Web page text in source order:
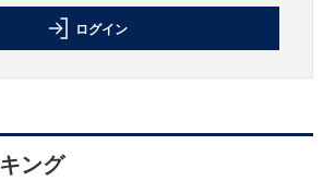
ログイン
ング